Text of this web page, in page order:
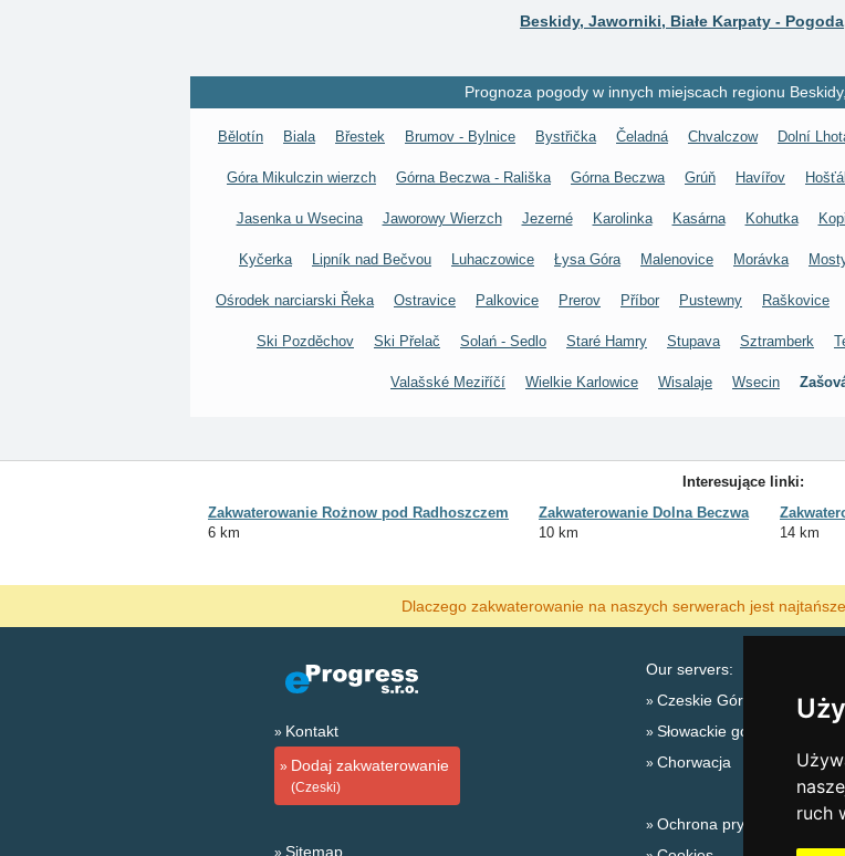
ruch
Beskidy, Jaworniki, Białe Karpaty -
Prognoza pogody w innych miejscach regionu
Bělotín Biala Břestek Brumov - Bylnice Bystřička Čeladná Chvalczow Dolní
Góra Mikulczin wierzch Górna Beczwa - Rališka Górna Beczwa Grúň Havířov
Jasenka u Wsecina Jaworowy Wierzch Jezerné Karolinka Kasárna Kohutka
Kyčerka Lipník nad Bečvou Luhaczowice Łysa Góra Malenovice Morávka
Ośrodek narciarski Řeka Ostravice Palkovice Prerov Příbor Pustewny Raškovice
Ski Pozděchov Ski Přelač Solań - Sedlo Staré Hamry Stupava Sztramberk
Valašské Meziříčí Wielkie Karlowice Wisalaje Wsecin
Interesujące linki:
Zakwaterowanie Rożnow pod Radhoszczem
6 km
Zakwaterowanie Dolna Beczwa
10 km
14 km
Dlaczego zakwaterowanie na naszych serwerach jest
Kontakt
Dodaj zakwaterowanie
(Czeski)
Sitemap
Our servers:
Czeskie Góry
Słowackie góry
Chorwacja
Ochrona prywatności